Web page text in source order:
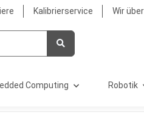
Kalibrierservice Wir
Computing Robotik